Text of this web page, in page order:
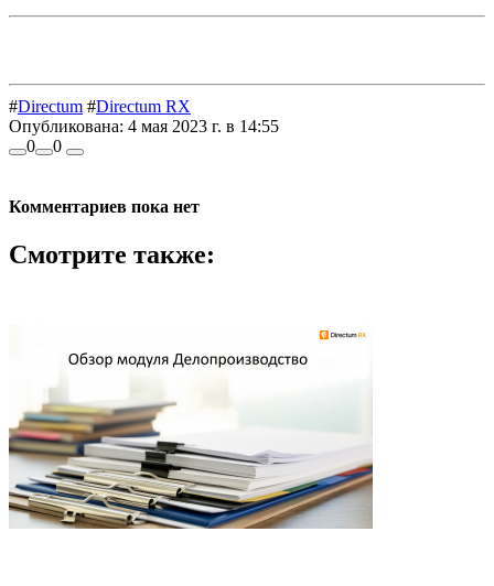
#Directum #Directum RX
Опубликована: 4 мая 2023 г. в 14:55
0
0
Комментариев пока нет
Смотрите также: